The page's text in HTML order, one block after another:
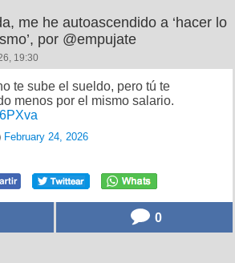
me he autoascendido a ‘hacer lo
por @empujate
19:30
te sube el sueldo, pero tú te
menos por el mismo salario.
February 24, 2026
0